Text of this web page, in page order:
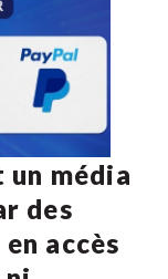
un média
des
accès